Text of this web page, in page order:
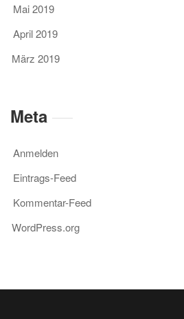
Mai 2019
April 2019
März 2019
Meta
Anmelden
Eintrags-Feed
Kommentar-Feed
WordPress.org